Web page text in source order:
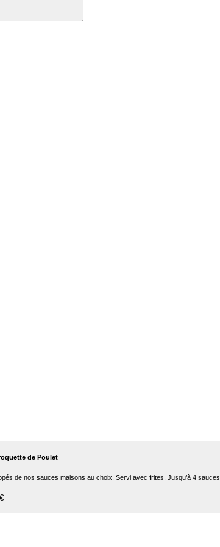
de Poulet
de nos sauces maisons au choix. Servi avec frites. Jusqu’à 4 sauces.